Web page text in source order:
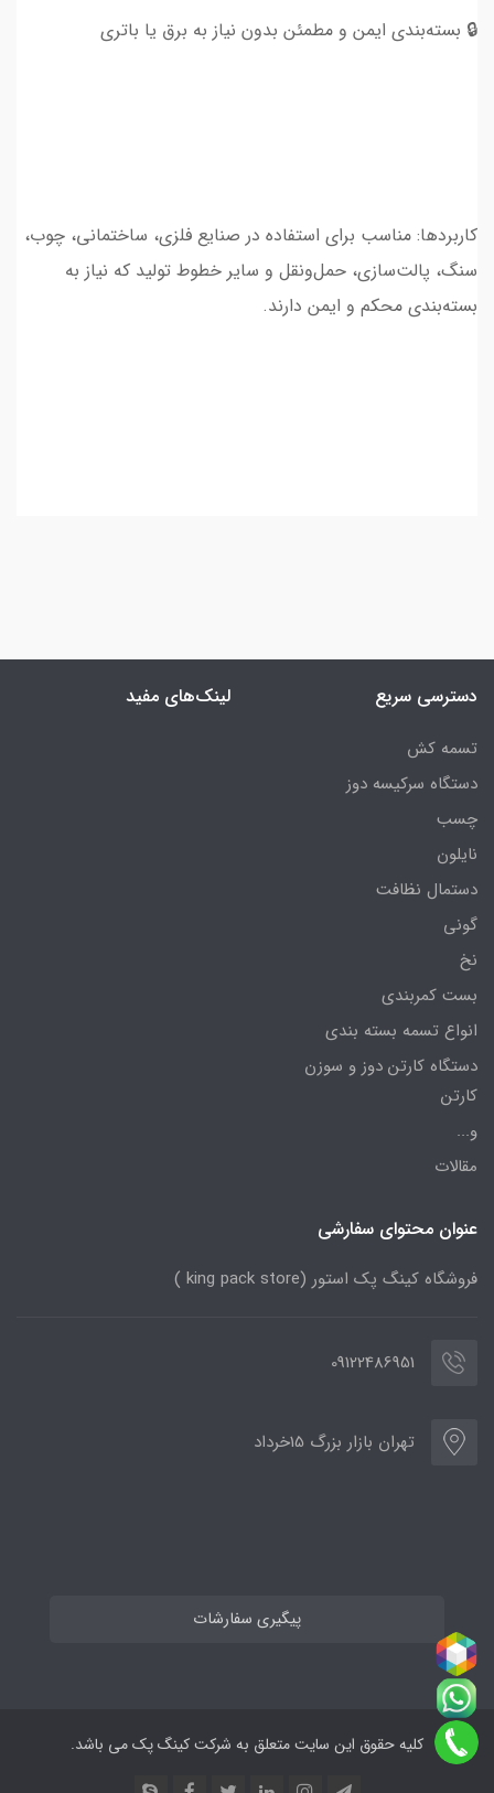
🔒 بسته‌بندی ایمن و مطمئن بدون نیاز به برق یا باتری
کاربردها: مناسب برای استفاده در صنایع فلزی، ساختمانی، چوب،
سنگ، پالت‌سازی، حمل‌ونقل و سایر خطوط تولید که نیاز به
بسته‌بندی محکم و ایمن دارند.
دسترسی سریع
تسمه کش
دستگاه سرکیسه دوز
چسب
نایلون
دستمال نظافت
گونی
نخ
بست کمربندی
انواع تسمه بسته بندی
دستگاه کارتن دوز و سوزن
کارتن
و...
مقالات
لینک‌های مفید
عنوان محتوای سفارشی
فروشگاه کینگ پک استور (king pack store )
09122486951
تهران بازار بزرگ 15خرداد
پیگیری سفارشات
کلیه حقوق این سایت متعلق به شرکت کینگ پک می باشد.